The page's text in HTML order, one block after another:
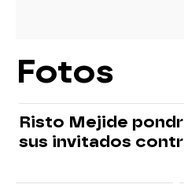
Fotos
Risto Mejide
sus invitados